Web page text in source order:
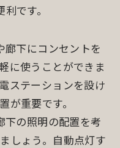
です。
廊下にコンセントを
に使うことができま
ステーションを設け
が重要です。
下の照明の配置を考
しょう。自動点灯す